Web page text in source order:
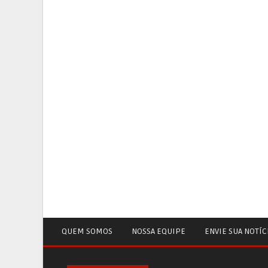
QUEM SOMOS NOSSA EQUIPE ENVIE SUA